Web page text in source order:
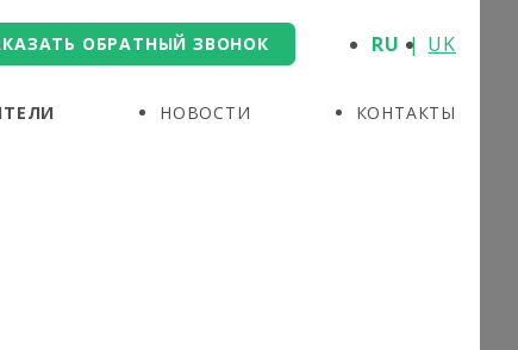
ОБРАТНЫЙ ЗВОНОК RU UK
НОВОСТИ КОНТАКТЫ